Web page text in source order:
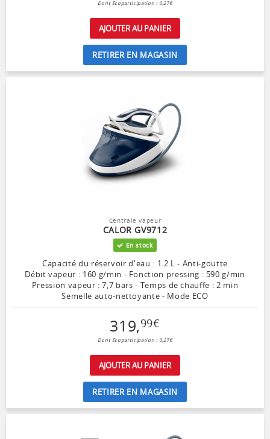
Dont Ecoparticipation : 0,27€
AJOUTER AU PANIER
RETIRER EN MAGASIN
Centrale vapeur
CALOR GV9712
En stock
Capacité du réservoir d'eau : 1.2 L - Anti-goutte
Débit vapeur : 160 g/min - Fonction pressing : 590 g/min
Pression vapeur : 7,7 bars - Temps de chauffe : 2 min
Semelle auto-nettoyante - Mode ECO
319,99€
Dont Ecoparticipation : 0,27€
AJOUTER AU PANIER
RETIRER EN MAGASIN